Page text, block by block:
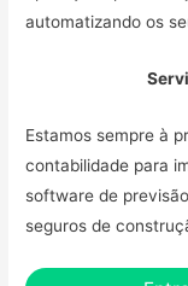
automatizando os
Estamos sempre à
contabilidade para
software de
seguros de